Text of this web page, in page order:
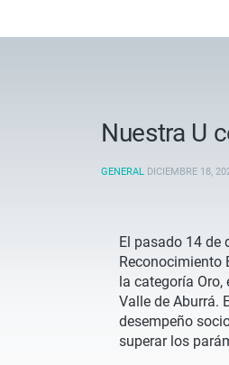
Nuestra U
GENERAL DICIEMBRE 18,
El pasado 14 de
Reconocimiento
la categoría
Valle de Aburrá.
desempeño
superar los